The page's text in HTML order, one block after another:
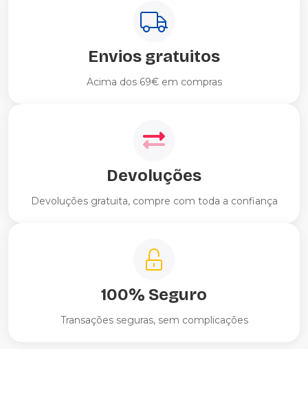
Envios gratuitos
Acima dos 69€ em compras
Devoluções
Devoluções gratuita, compre com toda a confiança
100% Seguro
Transações seguras, sem complicações